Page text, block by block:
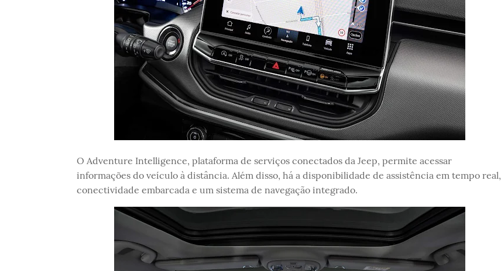
O Adventure Intelligence, plataforma de serviços conectados da Jeep, permite acessar
informações do veículo à distância. Além disso, há a disponibilidade de assistência em tempo real,
conectividade embarcada e um sistema de navegação integrado.